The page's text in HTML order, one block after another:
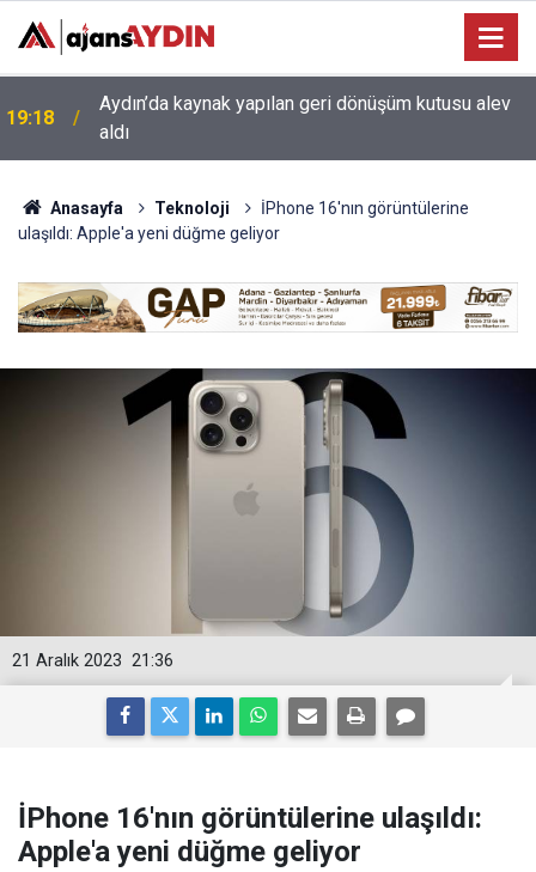
17:34 Aydın’da otomobil karşı şeritteki araca çarptı
Anasayfa Teknoloji
İPhone 16'nın görüntülerine
ulaşıldı: Apple'a yeni düğme geliyor
21:36
21 Aralık 2023
İPhone 16'nın görüntülerine ulaşıldı:
Apple'a yeni düğme geliyor